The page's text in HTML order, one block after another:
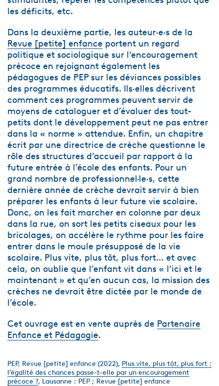
les déficits, etc.
Dans la deuxième partie, les auteur·e·s de la
Revue [petite] enfance portent un regard
politique et sociologique sur l‘encouragement
précoce en rejoignant également les
pédagogues de PEP sur les déviances possibles
des programmes éducatifs. Ils·elles décrivent
comment ces programmes peuvent servir de
moyens de cataloguer et d’évaluer des tout-
petits dont le développement peut ne pas entrer
dans la « norme » attendue. Enfin, un chapitre
écrit par une directrice de crèche questionne le
rôle des structures d’accueil par rapport à la
future entrée à l’école des enfants. Pour un
grand nombre de professionnel·le·s, cette
dernière année de crèche devrait servir à bien
préparer les enfants à leur future vie scolaire.
Donc, on les fait marcher en colonne par deux
dans la rue, on sort les petits ciseaux pour les
bricolages, on accélère le rythme pour les faire
entrer dans le moule présupposé de la vie
scolaire. Plus vite, plus tôt, plus fort… et avec
cela, on oublie que l’enfant vit dans « l’ici et le
maintenant » et qu’en aucun cas, la mission des
crèches ne devrait être dictée par le monde de
l’école.
Cet ouvrage est en vente auprès de Partenaire
Enfance et Pédagogie.
PEP, Revue [petite] enfance (2022), Plus vite, plus tôt, plus fort :
l’égalité des chances passe-t-elle par un encouragement
précoce ?, Lausanne : PEP ; Revue [petite] enfance